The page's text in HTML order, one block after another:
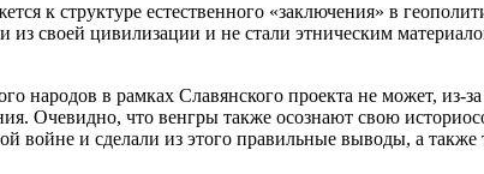
к структуре естественного «заключения» в
своей цивилизации и не стали этническим
народов в рамках Славянского проекта не может, из-
Очевидно, что венгры также осознают свою
войне и сделали из этого правильные выводы, а